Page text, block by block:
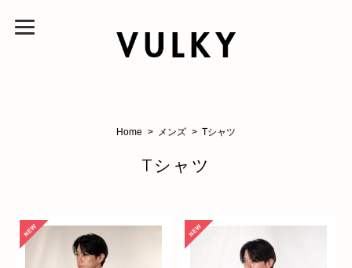
Home メンズ Tシャツ
Tシャツ